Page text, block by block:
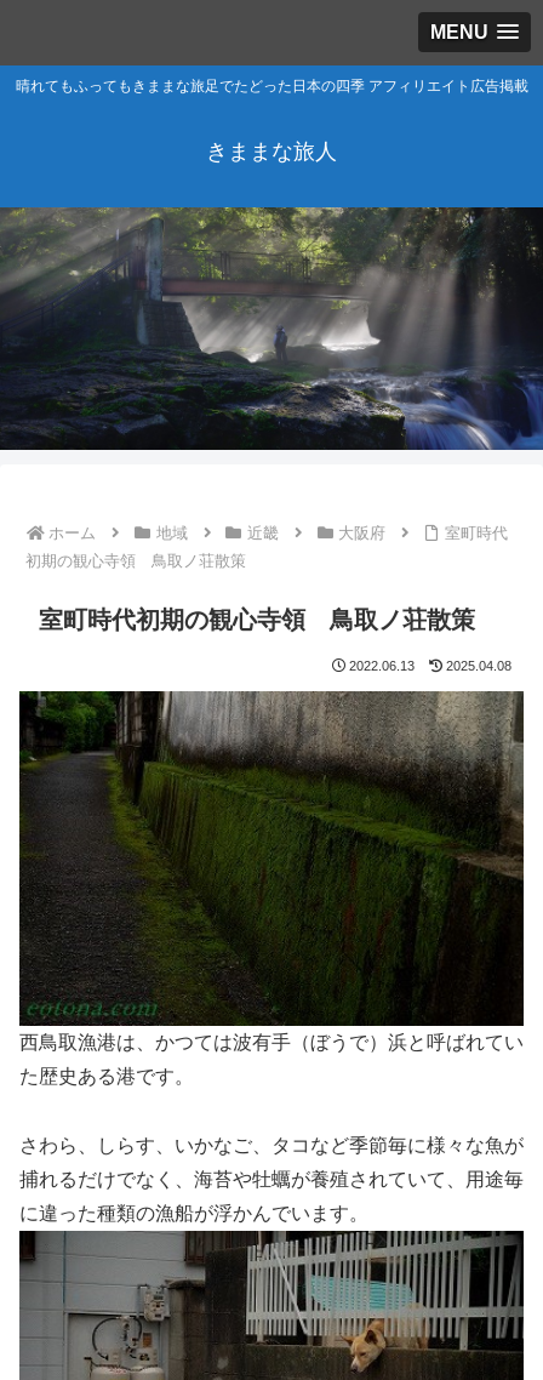
MENU
晴れてもふってもきままな旅足でたどった日本の四季 アフィリエイト広告掲載
きままな旅人
ホーム 地域 近畿 大阪府
室町時代
初期の観心寺領 鳥取ノ荘散策
室町時代初期の観心寺領 鳥取ノ荘散策
2022.06.13 2025.04.08
西鳥取漁港は、かつては波有手（ぼうで）浜と呼ばれてい
た歴史ある港です。
さわら、しらす、いかなご、タコなど季節毎に様々な魚が
捕れるだけでなく、海苔や牡蠣が養殖されていて、用途毎
に違った種類の漁船が浮かんでいます。